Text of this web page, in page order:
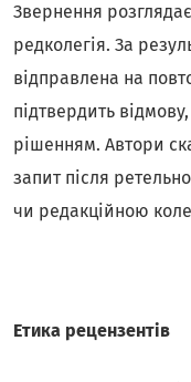
Звернення
редколегія. За
відправлена на
підтвердить
рішенням. Автори
запит після
чи редакційною
Етика рецензентів